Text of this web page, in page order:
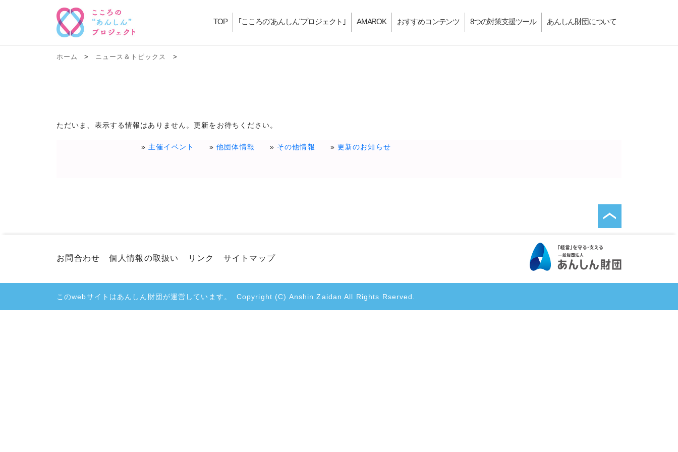
TOP ｢こころの"あんしん"プロジェクト｣ AMAROK おすすめコンテンツ 8つの対策支援ツール あんしん財団について
ホーム > ニュース＆トピックス >
ただいま、表示する情報はありません。更新をお待ちください。
主催イベント 他団体情報 その他情報 更新のお知らせ
お問合わせ 個人情報の取扱い リンク サイトマップ
このwebサイトはあんしん財団が運営しています。 Copyright (C) Anshin Zaidan All Rights Rserved.